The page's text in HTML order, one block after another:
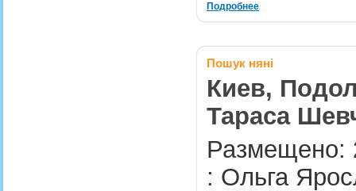
Подробнее
Пошук няні
Киев,
Тараса
Размещено:
: Ольга